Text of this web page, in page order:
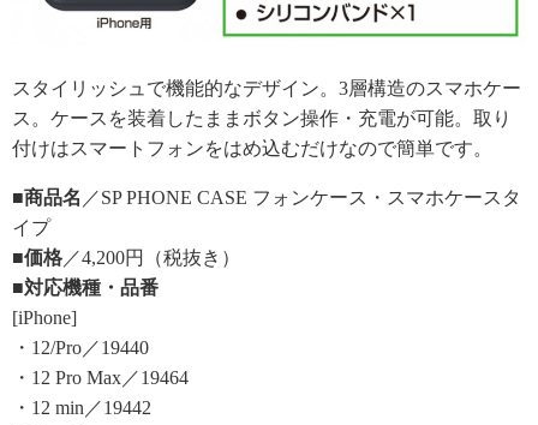
スタイリッシュで機能的なデザイン。3層構造のスマホケー
ス。ケースを装着したままボタン操作・充電が可能。取り
付けはスマートフォンをはめ込むだけなので簡単です。
■商品名 ／SP PHONE CASE フォンケース・スマホケースタ
イプ
■価格 ／4,200円（税抜き）
■対応機種・品番
[iPhone]
・12/Pro／19440
・12 Pro Max／19464
・12 min／19442